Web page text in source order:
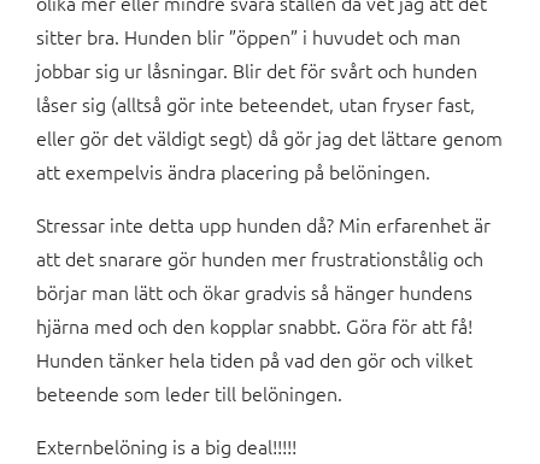
sitter bra. Hunden blir ”öppen” i huvudet och man
jobbar sig ur låsningar. Blir det för svårt och hunden
låser sig (alltså gör inte beteendet, utan fryser fast,
eller gör det väldigt segt) då gör jag det lättare genom
att exempelvis ändra placering på belöningen.
Stressar inte detta upp hunden då? Min erfarenhet är
att det snarare gör hunden mer frustrationstålig och
börjar man lätt och ökar gradvis så hänger hundens
hjärna med och den kopplar snabbt. Göra för att få!
Hunden tänker hela tiden på vad den gör och vilket
beteende som leder till belöningen.
Externbelöning is a big deal!!!!!